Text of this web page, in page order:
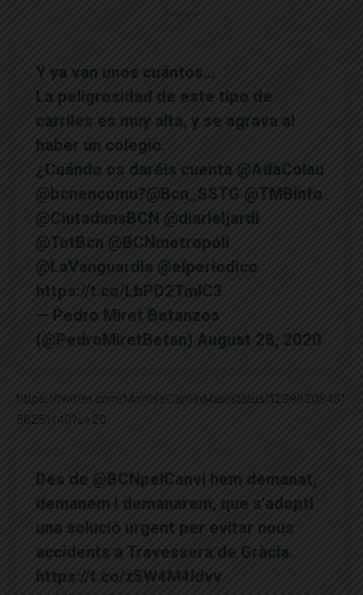
Publicitat
Y ya van unos cuántos…
La peligrosidad de este tipo de
carriles es muy alta, y se agrava al
haber un colegio.
¿Cuándo os daréis cuenta @AdaColau
@bcnencomu?@Bcn_SSTG @TMBinfo
@CiutadansBCN @diarieljardi
@TotBcn @BCNmetropoli
@LaVanguardia @elperiodico
https://t.co/LbPD2TmlC3
— Pedro Miret Betanzos
(@PedroMiretBetan) August 28, 2020
https://twitter.com/MontseCantinMas/status/12996208461
56251140?s=20
Des de @BCNpelCanvi hem demanat,
demanem i demanarem, que s'adopti
una solució urgent per evitar nous
accidents a Travessera de Gràcia.
https://t.co/z5W4M4ldvv